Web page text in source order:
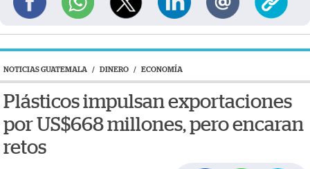
NOTICIAS GUATEMALA / DINERO / ECONOMÍA
Plásticos impulsan exportaciones
por US$668 millones, pero encaran
retos